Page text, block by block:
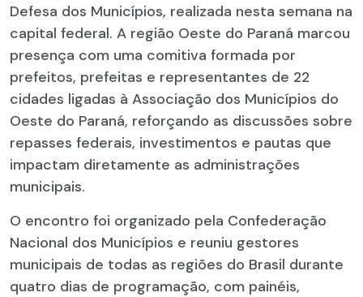
Defesa dos Municípios, realizada nesta semana na
capital federal. A região Oeste do Paraná marcou
presença com uma comitiva formada por
prefeitos, prefeitas e representantes de 22
cidades ligadas à Associação dos Municípios do
Oeste do Paraná, reforçando as discussões sobre
repasses federais, investimentos e pautas que
impactam diretamente as administrações
municipais.
O encontro foi organizado pela Confederação
Nacional dos Municípios e reuniu gestores
municipais de todas as regiões do Brasil durante
quatro dias de programação, com painéis,